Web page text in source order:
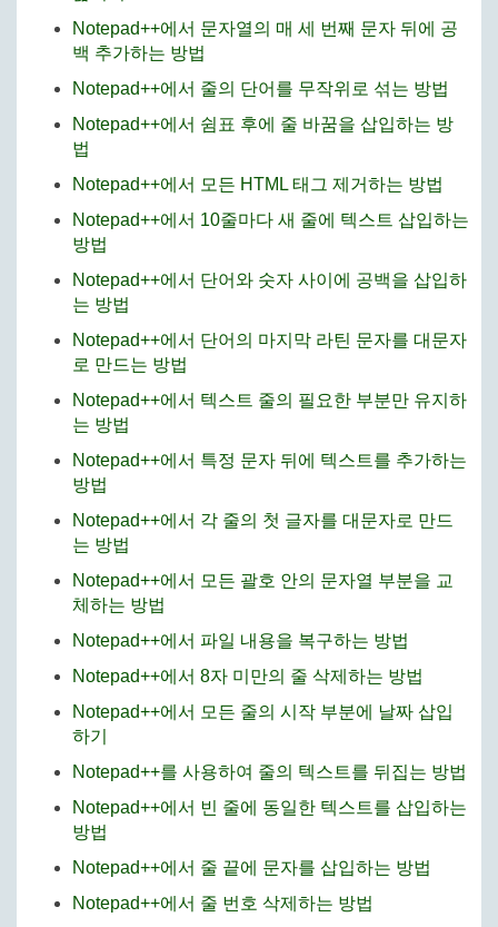
Notepad++에서 문자열의 매 세 번째 문자 뒤에 공
백 추가하는 방법
Notepad++에서 줄의 단어를 무작위로 섞는 방법
Notepad++에서 쉼표 후에 줄 바꿈을 삽입하는 방
법
Notepad++에서 모든 HTML 태그 제거하는 방법
Notepad++에서 10줄마다 새 줄에 텍스트 삽입하는
방법
Notepad++에서 단어와 숫자 사이에 공백을 삽입하
는 방법
Notepad++에서 단어의 마지막 라틴 문자를 대문자
로 만드는 방법
Notepad++에서 텍스트 줄의 필요한 부분만 유지하
는 방법
Notepad++에서 특정 문자 뒤에 텍스트를 추가하는
방법
Notepad++에서 각 줄의 첫 글자를 대문자로 만드
는 방법
Notepad++에서 모든 괄호 안의 문자열 부분을 교
체하는 방법
Notepad++에서 파일 내용을 복구하는 방법
Notepad++에서 8자 미만의 줄 삭제하는 방법
Notepad++에서 모든 줄의 시작 부분에 날짜 삽입
하기
Notepad++를 사용하여 줄의 텍스트를 뒤집는 방법
Notepad++에서 빈 줄에 동일한 텍스트를 삽입하는
방법
Notepad++에서 줄 끝에 문자를 삽입하는 방법
Notepad++에서 줄 번호 삭제하는 방법